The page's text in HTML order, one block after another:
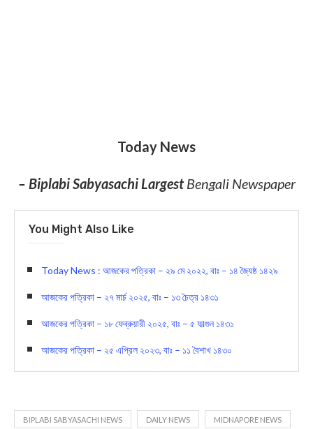
Today News
– Biplabi Sabyasachi LargestBengali Newspaper
You Might Also Like
Today News : আজকের পত্রিকা – ২৯ মে ২০২২, বাঃ – ১৪ জ্যৈষ্ঠ ১৪২৯
আজকের পত্রিকা – ২৭ মার্চ ২০২৫, বাঃ – ১৩ চৈত্র ১৪৩১
আজকের পত্রিকা – ১৮ ফেব্রুয়ারী ২০২৫, বাঃ – ৫ ফাল্গুন ১৪৩১
আজকের পত্রিকা – ২৫ এপ্রিল ২০২৩, বাঃ – ১১ বৈশাখ ১৪৩০
BIPLABI SABYASACHI NEWS DAILY NEWS MIDNAPORE NEWS